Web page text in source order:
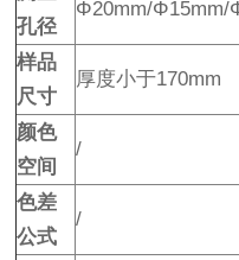
孔径
Φ20mm/Φ15mm/
样品
尺寸
厚度小于170mm
颜色
空间
/
色差
公式
/